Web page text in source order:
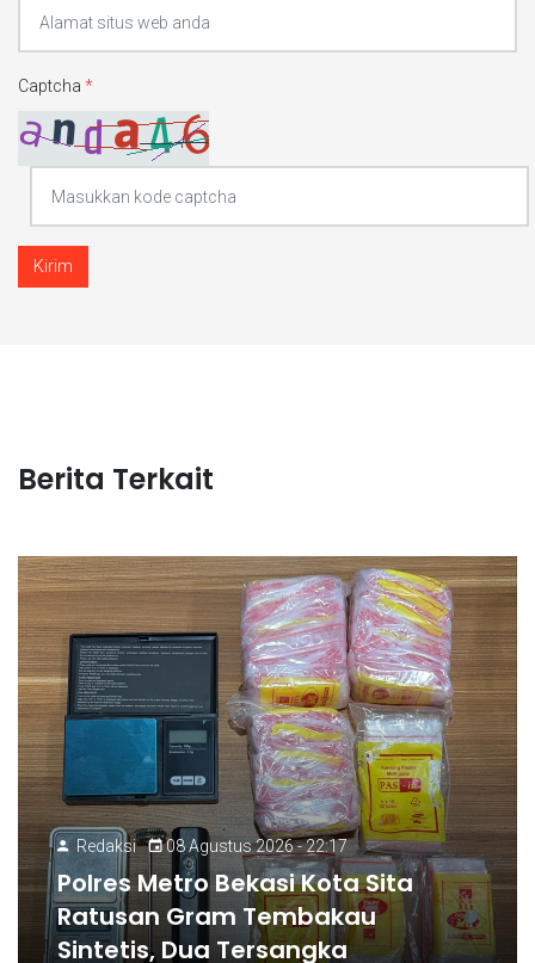
Captcha *
Kirim
Berita Terkait
Redaksi 08 Agustus 2026 - 22:17
Polres Metro Bekasi Kota Sita
Ratusan Gram Tembakau
Sintetis, Dua Tersangka